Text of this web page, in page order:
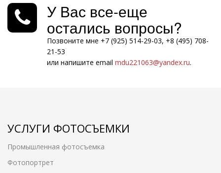
У Вас все-еще
остались вопросы?
Позвоните мне +7 (925) 514-29-03, +8 (495) 708-
21-53
или напишите email mdu221063@yandex.ru.
УСЛУГИ ФОТОСЪЕМКИ
Промышленная фотосъемка
Фотопортрет